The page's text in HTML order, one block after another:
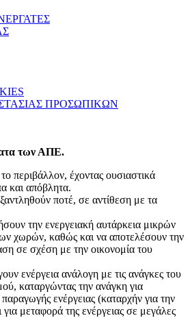
ΠΡΟΣΩΠΙΚΩΝ
των ΑΠΕ.
το περιβάλλον, έχοντας ουσιαστικά
και απόβλητα.
ποτέ, σε αντίθεση με τα
την ενεργειακή αυτάρκεια μικρών
χωρών, καθώς και να αποτελέσουν την
σε σχέση με την οικονομία του
ενέργεια ανάλογη με τις ανάγκες του
καταργώντας την ανάγκη για
ενέργειας (καταρχήν για την
μεταφορά της ενέργειας σε μεγάλες